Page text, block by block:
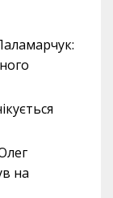
на